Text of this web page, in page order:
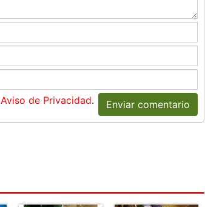
Aviso de Privacidad. Enviar comentario